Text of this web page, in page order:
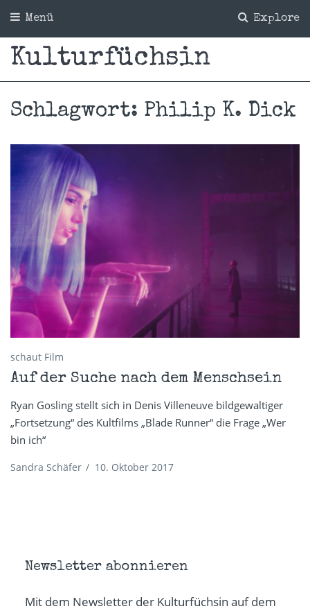
Explore
Menü
Kulturfüchsin
Schlagwort: Philip K. Dick
schaut Film
Auf der Suche nach dem Menschsein
Ryan Gosling stellt sich in Denis Villeneuve bildgewaltiger
„Fortsetzung“ des Kultfilms „Blade Runner“ die Frage „Wer
bin ich“
Sandra Schäfer / 10. Oktober 2017
Newsletter abonnieren
Mit dem Newsletter der Kulturfüchsin auf dem